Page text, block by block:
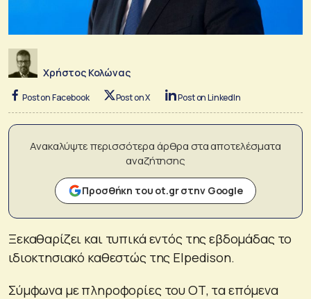
Χρήστος Κολώνας
Post on Facebook Post on X Post on LinkedIn
Ανακαλύψτε περισσότερα άρθρα στα αποτελέσματα
αναζήτησης
Προσθήκη του ot.gr στην Google
Ξεκαθαρίζει και τυπικά εντός της εβδομάδας το
ιδιοκτησιακό καθεστώς της Elpedison.
Σύμφωνα με πληροφορίες του ΟΤ, τα επόμενα